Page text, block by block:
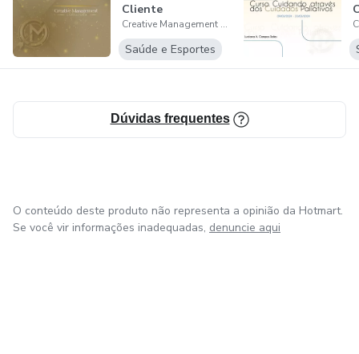
Cliente
Creative Management Educare
Saúde e Esportes
Dúvidas frequentes
O conteúdo deste produto não representa a opinião da Hotmart.
Se você vir informações inadequadas, denuncie aqui